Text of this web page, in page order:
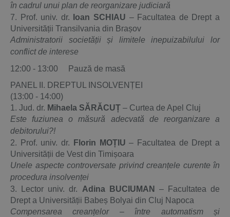
în cadrul unui plan de reorganizare judiciară
7. Prof. univ. dr.
Ioan SCHIAU – Facultatea de Drept a
Universității Transilvania din Brașov
Administratorii societății și limitele inepuizabilului lor
conflict de interese
12:00 - 13:00 Pauză de masă
PANEL II. DREPTUL INSOLVENȚEI
(13:00 - 14:00)
1. Jud. dr. Mihaela SĂRĂCUȚ – Curtea de Apel Cluj
Este fuziunea o măsură adecvată de reorganizare a
debitorului?!
2. Prof. univ. dr.
Florin MOȚIU – Facultatea de Drept a
Universității de Vest din Timișoara
Unele aspecte controversate privind creanțele curente în
procedura insolvenței
3. Lector univ. dr. Adina BUCIUMAN
– Facultatea de
Drept a Universității Babeș Bolyai din Cluj Napoca
Compensarea creanțelor – între automatism și